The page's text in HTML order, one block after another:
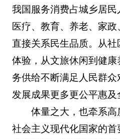
我国服务消费占城乡居民
医疗、教育、养老、家
直接关系民生品质。从
体验，从文旅休闲到健
务供给不断满足人民群
发展成果更多更公平惠及
体量之大，也牵系
社会主义现代化国家的首